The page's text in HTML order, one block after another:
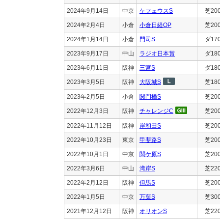
2024年9月14日 中京 ケフェウスS 芝
2024年2月4日 小倉 小倉日経OP 芝
2024年1月14日 小倉 門司S ダ
2023年9月17日 中山 ラジオ日本賞 ダ
2023年6月11日 阪神 三宮S ダ
2023年3月5日 阪神 大阪城S 芝
2023年2月5日 小倉 関門橋S 芝
2022年12月3日 阪神 チャレンジC 芝
2022年11月12日 阪神 岸和田S 芝
2022年10月23日 東京 甲斐路S 芝
2022年10月1日 中京 関ケ原S 芝
2022年3月6日 中山 湾岸S 芝
2022年2月12日 阪神 但馬S 芝
2022年1月5日 中京 万葉S 芝
2021年12月12日 阪神 オリオンS 芝